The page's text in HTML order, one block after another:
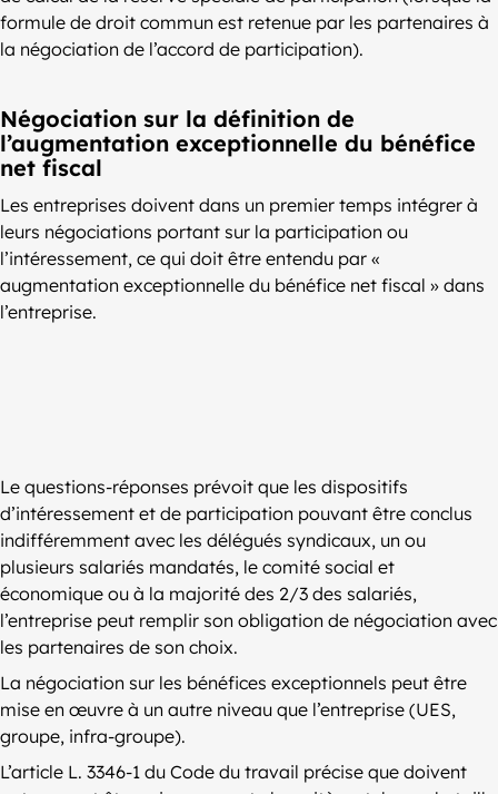
formule de droit commun est retenue par les partenaires à
la négociation de l’accord de participation).
Négociation sur la définition de
l’augmentation exceptionnelle du bénéfice
net fiscal
Les entreprises doivent dans un premier temps intégrer à
leurs négociations portant sur la participation ou
l’intéressement, ce qui doit être entendu par «
augmentation exceptionnelle du bénéfice net fiscal » dans
l’entreprise.
Le questions-réponses prévoit que les dispositifs
d’intéressement et de participation pouvant être conclus
indifféremment avec les délégués syndicaux, un ou
plusieurs salariés mandatés, le comité social et
économique ou à la majorité des 2/3 des salariés,
l’entreprise peut remplir son obligation de négociation avec
les partenaires de son choix.
La négociation sur les bénéfices exceptionnels peut être
mise en œuvre à un autre niveau que l’entreprise (UES,
groupe, infra-groupe).
L’article L. 3346-1 du Code du travail précise que doivent